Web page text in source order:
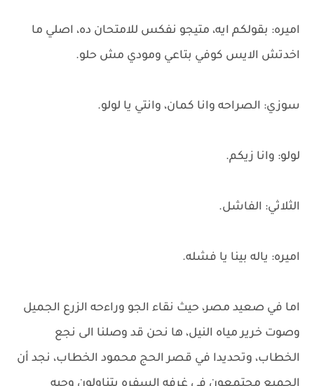
اميره: بقولكم ايه، متيجو نفكس للامتحان ده، اصلي ما
اخدتش الايس كوفي بتاعي ومودي مش حلو.
سوزي: الصراحه وانا كمان، وانتي يا لولو.
لولو: وانا زيكم.
الثلاثي: الفاشل.
اميره: ياله بينا يا فشله.
اما في صعيد مصر، حيث نقاء الجو وراءحه الزرع الجميل
وصوت خرير مياه النيل، ها نحن قد وصلنا الى نجع
الخطاب، وتحديدا في قصر الحج محمود الخطاب، نجد أن